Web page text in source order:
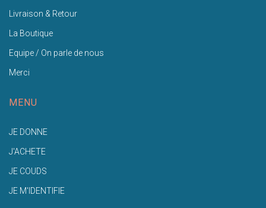
Livraison & Retour
La Boutique
Equipe / On parle de nous
Merci
MENU
JE DONNE
J'ACHETE
JE COUDS
JE M'IDENTIFIE